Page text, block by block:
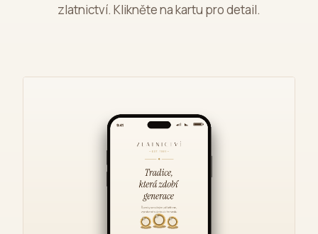
zlatnictví. Klikněte na kartu pro detail.